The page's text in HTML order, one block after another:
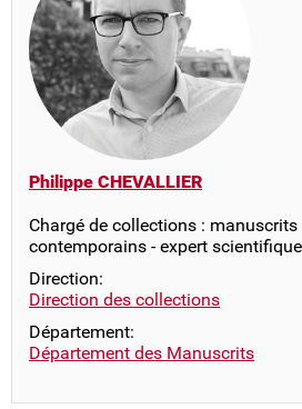
Philippe CHEVALLIER
Chargé de collections :
contemporains - expert scientifique
Direction:
Direction des collections
Département:
Département des Manuscrits